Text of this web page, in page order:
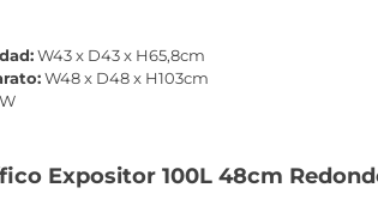
W43 x D43 x H65,8cm
W48 x D48 x H103cm
Expositor 100L 48cm